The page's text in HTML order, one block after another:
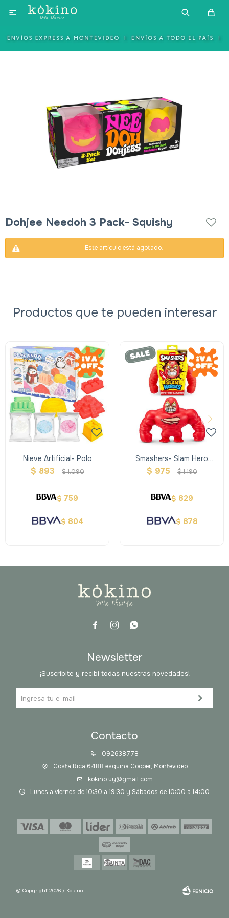

Dohjee Needoh 3 Pack- Squishy
Este artículo está agotado.
Productos que te pueden interesar
Nieve Artificial- Polo
$ 893 $1.090
$ 759
$ 804
Smashers- Slam Hero
Fighters Muñeco Estirable
$ 975 $1.190
$ 829
$ 878
  
Contacto
092638778
Costa Rica 6488 esquina Cooper, Montevideo
kokino.uy@gmail.com
Lunes a viernes de 10:30 a 19:30 y Sábados de 10:00 a 14:00
Newsletter
¡Suscribite y recibí todas nuestras novedades!
© Copyright 2026 / Kokino